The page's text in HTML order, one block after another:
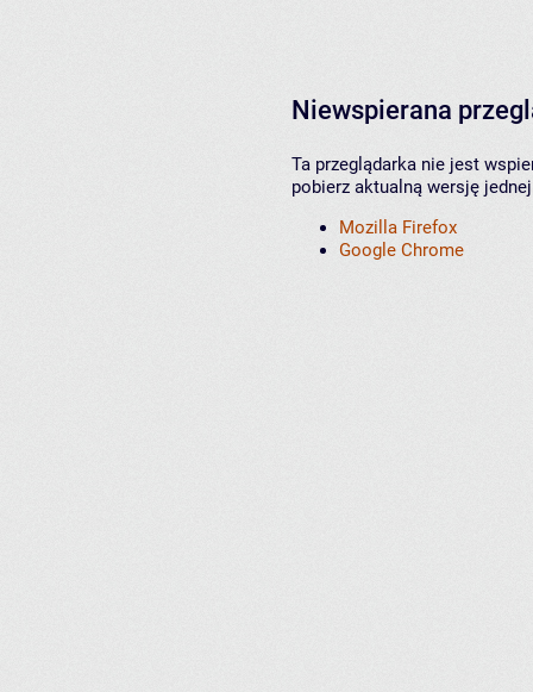
Niewspierana
Ta przeglądarka nie jest
pobierz aktualną wersję
Mozilla Firefox
Google Chrome